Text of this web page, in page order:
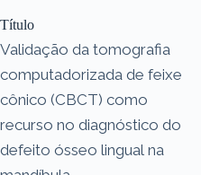
Título
Validação da tomografia
computadorizada de feixe
cônico (CBCT) como
recurso no diagnóstico do
defeito ósseo lingual na